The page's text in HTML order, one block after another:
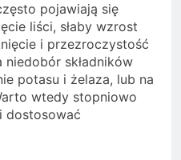
pojawiają się
liści, słaby wzrost
i przezroczystość
składników
potasu i żelaza, lub na
wtedy stopniowo
dostosować